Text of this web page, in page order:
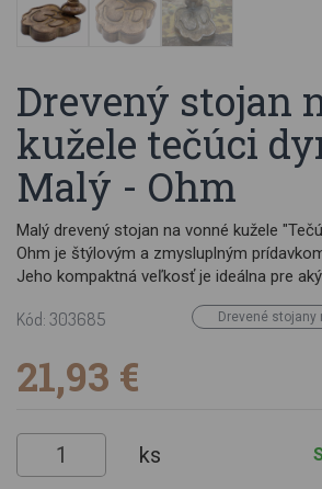
Drevený stojan
kužele tečúci
Malý - Ohm
Malý drevený stojan na vonné kužele
Ohm je štýlovým a zmysluplným
Jeho kompaktná veľkosť je ideálna pre
na stojane symbolizuje univerzálnu
Váha: 250g Upozorňujeme, že na vytvorenie efektu dymovej
kaskády budete musieť použiť vonné
Kód: 303685 Drevené stojany
21,93 €
ks